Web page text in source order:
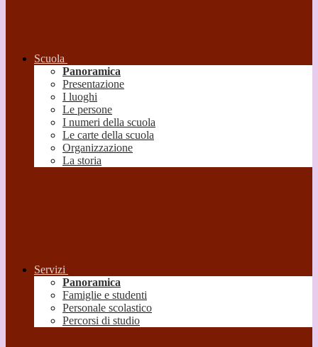
Scuola
Panoramica
Presentazione
I luoghi
Le persone
I numeri della scuola
Le carte della scuola
Organizzazione
La storia
Servizi
Panoramica
Famiglie e studenti
Personale scolastico
Percorsi di studio